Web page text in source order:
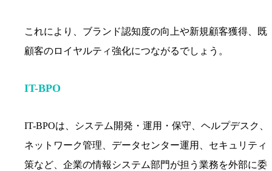
これにより、ブランド認知度の向上や新規顧客獲得、既
顧客のロイヤルティ強化につながるでしょう。
IT-BPO
IT-BPOは、システム開発・運用・保守、ヘルプデスク、
ネットワーク管理、データセンター運用、セキュリティ
策など、企業の情報システム部門が担う業務を外部に委